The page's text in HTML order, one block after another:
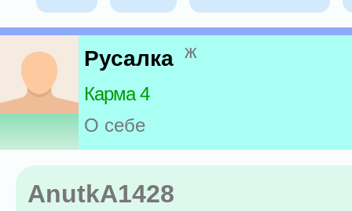
Русалка ж
Карма 4
О себе
AnutkA1428